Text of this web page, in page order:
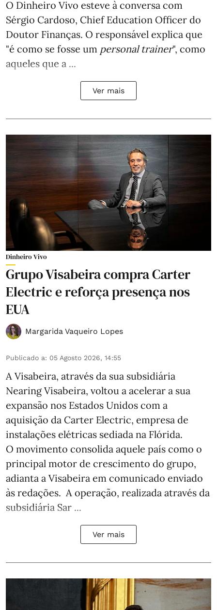
O Dinheiro Vivo esteve à conversa com
Sérgio Cardoso, Chief Education Officer do
Doutor Finanças. O responsável explica que
"é como se fosse um personal trainer", como
aqueles que a ...
Ver mais
Dinheiro Vivo
Grupo Visabeira compra Carter
Electric e reforça presença nos
EUA
Margarida Vaqueiro Lopes
Publicado a: 05 Agosto 2026, 14:55
A Visabeira, através da sua subsidiária
Nearing Visabeira, voltou a acelerar a sua
expansão nos Estados Unidos com a
aquisição da Carter Electric, empresa de
instalações elétricas sediada na Flórida.
O movimento consolida aquele país como o
principal motor de crescimento do grupo,
adianta a Visabeira em comunicado enviado
às redações. A operação, realizada através da
subsidiária Sar ...
Ver mais